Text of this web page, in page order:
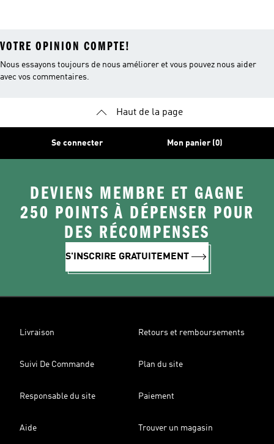
VOTRE OPINION COMPTE!
Nous essayons toujours de nous améliorer et vous pouvez nous aider
avec vos commentaires.
Haut de la page
Se connecter Mon panier (0)
DEVIENS MEMBRE ET GAGNE
250 POINTS À DÉPENSER POUR
DES RÉCOMPENSES
S'INSCRIRE GRATUITEMENT
Livraison Retours et remboursements
Suivi De Commande Plan du site
Responsable du site Paiement
Aide Trouver un magasin